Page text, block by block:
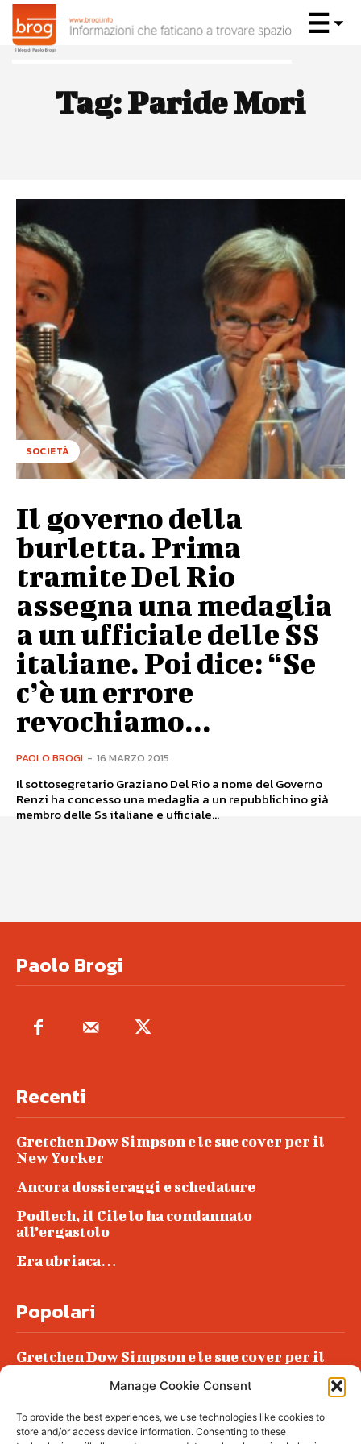
Manage Cookie Consent
To provide the best experiences, we use technologies like cookies to
store and/or access device information. Consenting to these
Tag:Paride Mori
SOCIETÀ
Il governo della
burletta. Prima
tramite Del Rio
assegna una medaglia
a un ufficiale delle SS
italiane. Poi dice: “Se
c’è un errore
revochiamo...
PAOLO BROGI - 16 MARZO 2015
Il sottosegretario Graziano Del Rio a nome del Governo
Renzi ha concesso una medaglia a un repubblichino già
membro delle Ss italiane e ufficiale...
Paolo Brogi
Recenti
Gretchen Dow Simpson e le sue cover per il
New Yorker
Ancora dossieraggi e schedature
Podlech, il Cile lo ha condannato
all’ergastolo
Era ubriaca…
Popolari
Gretchen Dow Simpson e le sue cover per il
Podlech, il Cile lo ha condannato